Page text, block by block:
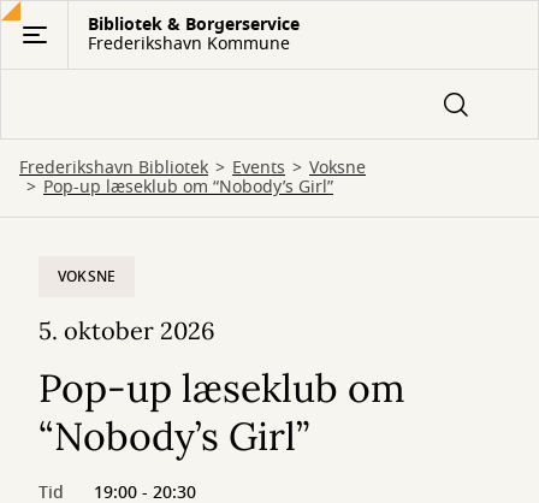
Gå
hovedindhold
Bibliotek & Borgerservice
Frederikshavn Kommune
Frederikshavn Bibliotek Events Voksne
Pop-up læseklub om “Nobody’s Girl”
VOKSNE
5. oktober 2026
Pop-up læseklub om
“Nobody’s Girl”
Tid
19:00 - 20:30